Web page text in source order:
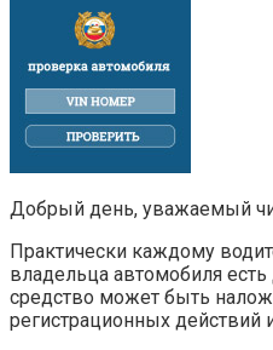
Добрый день, уважаемый
Практически каждому
владельца автомобиля есть
средство может быть
регистрационных действий